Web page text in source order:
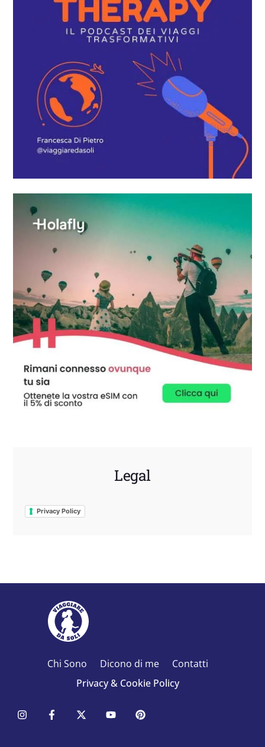
Legal
Privacy Policy
Chi Sono Dicono di me
Contatti
Privacy & Cookie Policy